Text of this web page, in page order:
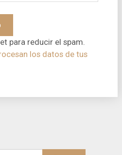
para reducir el spam.
los datos de tus